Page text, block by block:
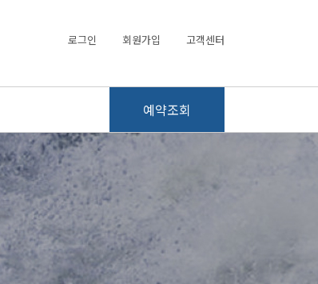
로그인 회원가입 고객센터
예약조회